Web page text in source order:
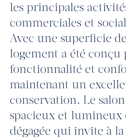
les principales
commerciales et
Avec une superficie
logement a été
fonctionnalité et
maintenant un
conservation. Le
spacieux et lumineux
dégagée qui invite à